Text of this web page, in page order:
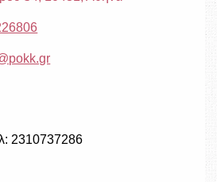
2310737286